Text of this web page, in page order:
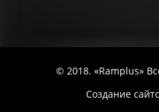
© 2018. «Ramplus»
Создание